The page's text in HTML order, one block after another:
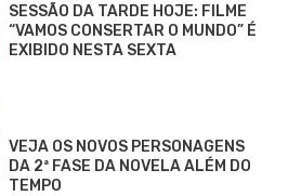
SESSÃO DA TARDE HOJE: FILME
“VAMOS CONSERTAR O MUNDO” É
EXIBIDO NESTA SEXTA
VEJA OS NOVOS PERSONAGENS
DA 2ª FASE DA NOVELA ALÉM DO
TEMPO